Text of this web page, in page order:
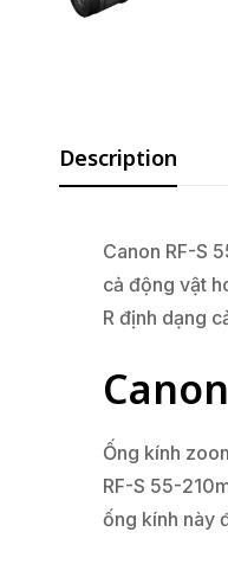
Description
Canon RF-S
cả động vật
R định dạng
Ống kính
RF-S 55-
ống kính này